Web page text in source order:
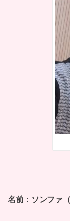
名前：ソンファ